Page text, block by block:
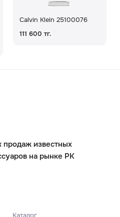
Calvin Klein 25100076
111 600 тг.
продаж известных
на рынке РК
Каталог